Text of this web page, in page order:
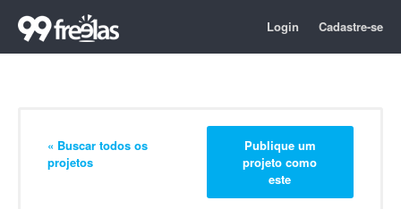
Login Cadastre-se
« Buscar todos os
projetos
Publique um
projeto como
este